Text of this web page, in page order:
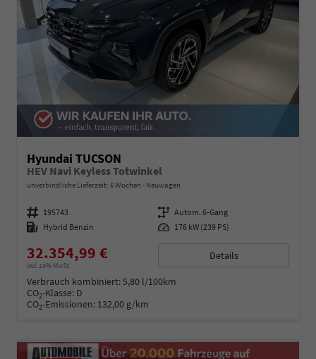
Hyundai TUCSON
HEV Navi Keyless Totwinkel
unverbindliche Lieferzeit: 6 Wochen Neuwagen
Fahrzeugnummer 195743 Getriebe Autom. 6-Gang
Kraftstoff Hybrid Benzin Leistung 176 kW (239 PS)
32.354,99 €
incl. 19% MwSt.
Details
Verbrauch kombiniert:5,80 l/100km
CO2-Klasse: D
CO2-Emissionen: 132,00 g/km